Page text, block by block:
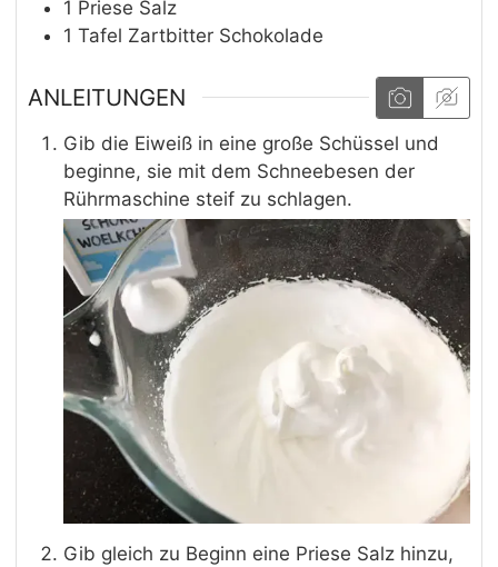
1 Priese Salz
1 Tafel Zartbitter Schokolade
ANLEITUNGEN
Gib die Eiweiß in eine große Schüssel und
beginne, sie mit dem Schneebesen der
Rührmaschine steif zu schlagen.
Gib gleich zu Beginn eine Priese Salz hinzu,